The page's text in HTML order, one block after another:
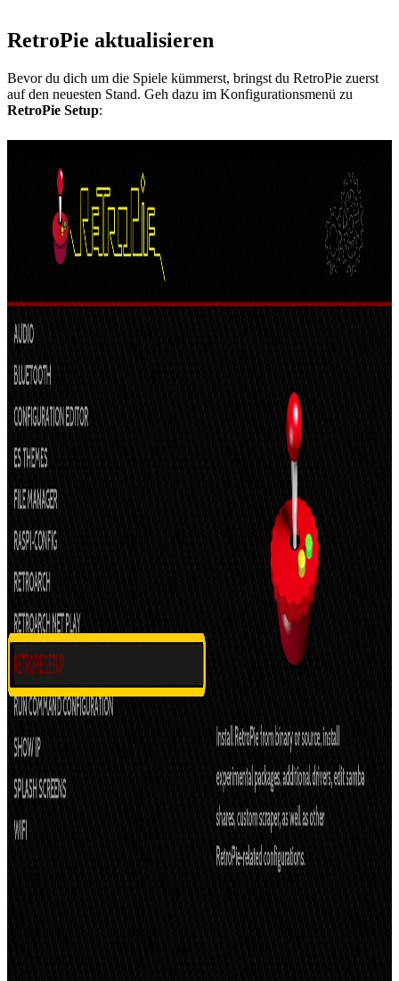
RetroPie aktualisieren
Bevor du dich um die Spiele kümmerst, bringst du RetroPie zuerst
auf den neuesten Stand. Geh dazu im Konfigurationsmenü zu
RetroPie Setup: